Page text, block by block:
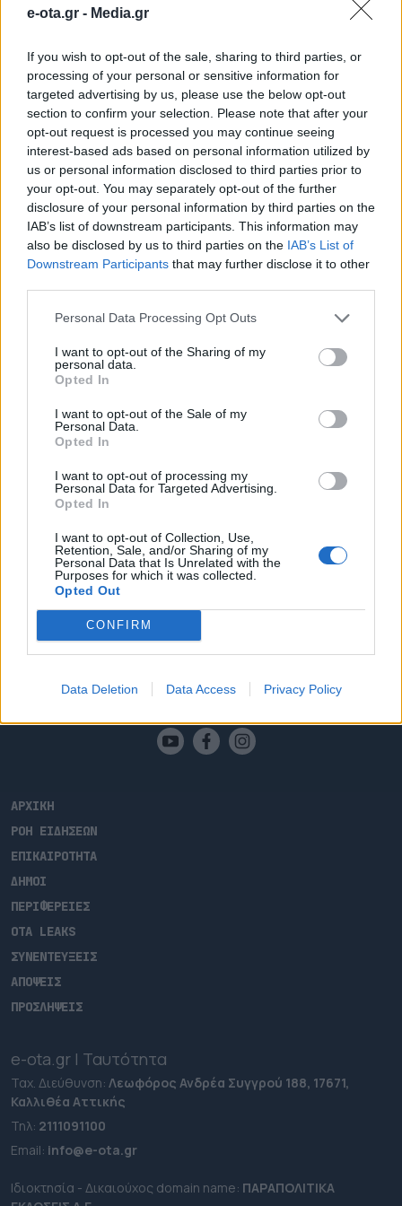
e-ota.gr - Media.gr
If you wish to opt-out of the sale, sharing to third parties, or
processing of your personal or sensitive information for
targeted advertising by us, please use the below opt-out
section to confirm your selection. Please note that after your
opt-out request is processed you may continue seeing
interest-based ads based on personal information utilized by
us or personal information disclosed to third parties prior to
your opt-out. You may separately opt-out of the further
disclosure of your personal information by third parties on the
IAB’s list of downstream participants. This information may
also be disclosed by us to third parties on the IAB’s List of
Downstream Participants that may further disclose it to other
Personal Data Processing Opt Outs
I want to opt-out of the Sharing of my
personal data.
Opted In
I want to opt-out of the Sale of my
Personal Data.
Opted In
I want to opt-out of processing my
Personal Data for Targeted Advertising.
Opted In
I want to opt-out of Collection, Use,
Retention, Sale, and/or Sharing of my
Personal Data that Is Unrelated with the
Purposes for which it was collected.
Opted Out
CONFIRM
Data Deletion Data Access Privacy Policy
Αχλαδούλα Αγίου Στεφάνου
Με ισχυρό περιβαλλοντικό και εκπαιδευτικό
αποτύπωμα πραγματοποιήθηκε την Παρασκευή 16
Ιανουαρίου 2026 η μαθητική αναδάσωση στην περιοχή
Αχλαδούλας Αγίου Στεφάνου, στον Δήμος Διονύσου.
Στη δράση συμμετείχε ο Πρόεδρος της Επιτροπής
Πολιτικής Προστασίας και Κλιματικής Κρίσης της ΚΕΔΕ,
Αντιπρόεδρος του Εποπτικού Συμβουλίου της ΚΕΔΕ και
Δημοτικός Σύμβουλος Πεντέλης, Βλάσσης Σιώμος. Η
αναδάσωση, στην οποία έλαβαν μέρος […]
17.01.2026 - 09.18
Παράδοση πυροσβεστικού
οχήματος στον Δήμο Παλλήνης από
Πυροσβεστικό όχημα στον Δήμο Παλλήνης παρέδωσε ο
Βασίλης Ξυπολυτάς, Δήμαρχος Κηφισιάς και Πρόεδρος
του Σύνδεσμος Δήμων για την Προστασία και
Ανάπλαση του Πεντελικού (ΣΠΑΠ), στο πλαίσιο της
διαρκούς ενίσχυσης της πολιτικής προστασίας των
Δήμων-Μελών. Η παράδοση πραγματοποιήθηκε την
Πέμπτη 15 Ιανουαρίου στο Δημαρχείο Κηφισιάς και
αφορούσε φορτηγό όχημα τύπου pick-up Nissan
Navara, εξοπλισμένο με προσθαφαιρούμενη […]
15.01.2026 - 17.45
ΑΡΧΙΚΗ
ΡΟΗ ΕΙΔΗΣΕΩΝ
ΕΠΙΚΑΙΡΟΤΗΤΑ
ΔΗΜΟΙ
ΠΕΡΙΦΕΡΕΙΕΣ
OTA LEAKS
ΣΥΝΕΝΤΕΥΞΕΙΣ
ΑΠΟΨΕΙΣ
ΠΡΟΣΛΗΨΕΙΣ
e-ota.gr | Ταυτότητα
Ταχ. Διεύθυνση: Λεωφόρος Ανδρέα Συγγρού 188, 17671,
Καλλιθέα Αττικής
Τηλ: 2111091100
Εmail: info@e-ota.gr
Ιδιοκτησία - Δικαιούχος domain name: ΠΑΡΑΠΟΛΙΤΙΚΑ